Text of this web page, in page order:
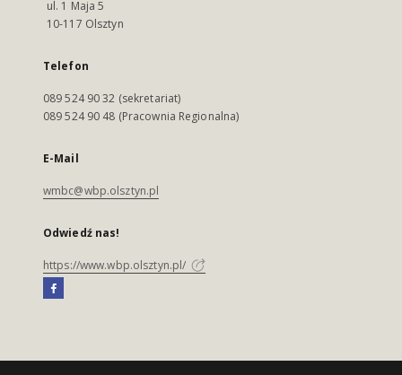
ul. 1 Maja 5
10-117 Olsztyn
Telefon
089 524 90 32 (sekretariat)
089 524 90 48 (Pracownia Regionalna)
E-Mail
wmbc@wbp.olsztyn.pl
Odwiedź nas!
https://www.wbp.olsztyn.pl/